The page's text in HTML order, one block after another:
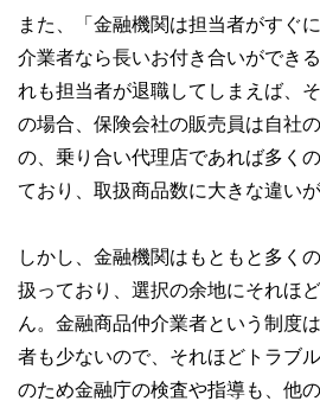
また、「金融機関は担当者がすぐ
介業者なら長いお付き合いができ
れも担当者が退職してしまえば、
の場合、保険会社の販売員は自社
の、乗り合い代理店であれば多く
ており、取扱商品数に大きな違いが
しかし、金融機関はもともと多く
扱っており、選択の余地にそれほ
ん。金融商品仲介業者という制度
者も少ないので、それほどトラブ
のため金融庁の検査や指導も、他